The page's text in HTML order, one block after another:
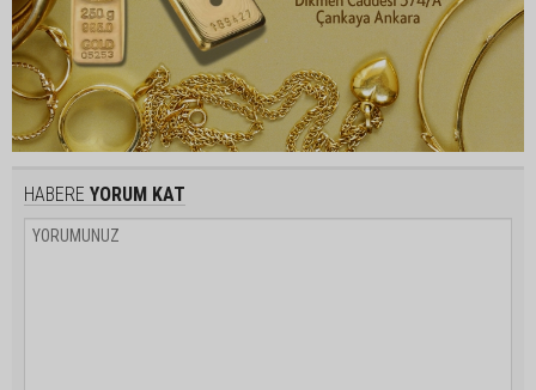
HABERE YORUM KAT